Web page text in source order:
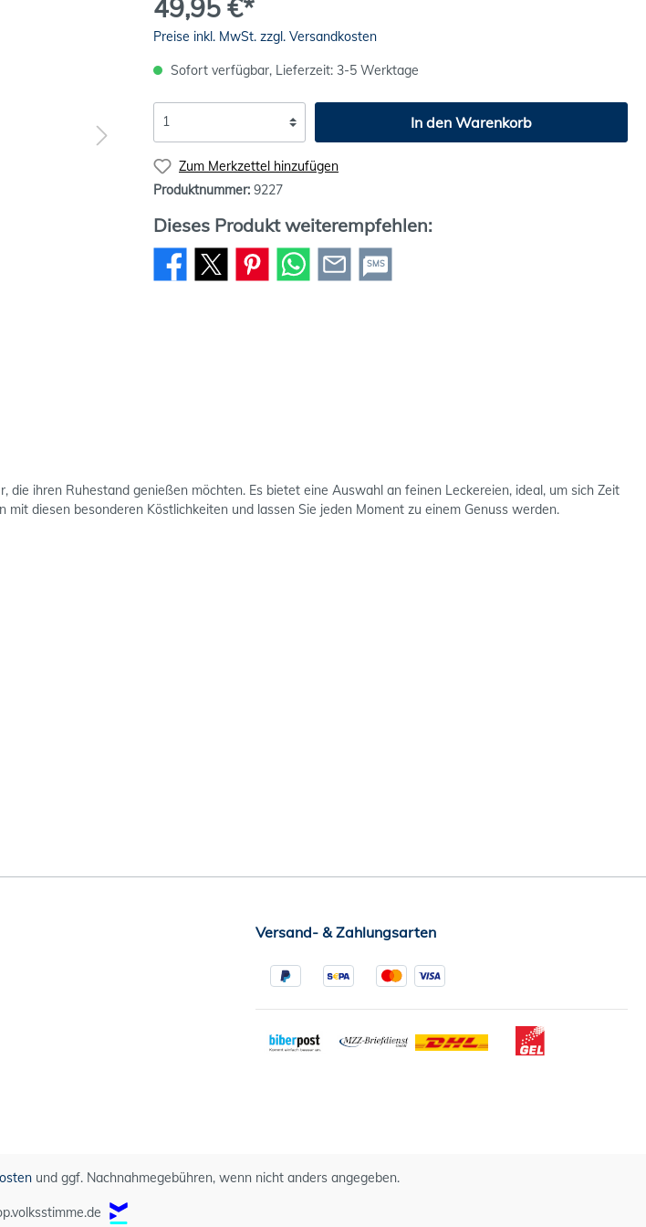
49,95 €*
Preise inkl. MwSt. zzgl. Versandkosten
Sofort verfügbar, Lieferzeit: 3-5 Werktage
In den Warenkorb
Zum Merkzettel hinzufügen
Produktnummer: 9227
Dieses Produkt weiterempfehlen:
SMS
ihren Ruhestand genießen möchten. Es bietet eine Auswahl an feinen Leckereien, ideal, um sich Zeit
diesen besonderen Köstlichkeiten und lassen Sie jeden Moment zu einem Genuss werden.
Versand- & Zahlungsarten
und ggf. Nachnahmegebühren, wenn nicht anders angegeben.